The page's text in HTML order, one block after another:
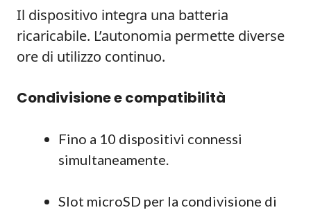
Il dispositivo integra una batteria
ricaricabile. L’autonomia permette diverse
ore di utilizzo continuo.
Condivisione e compatibilità
Fino a 10 dispositivi connessi
simultaneamente.
Slot microSD per la condivisione di